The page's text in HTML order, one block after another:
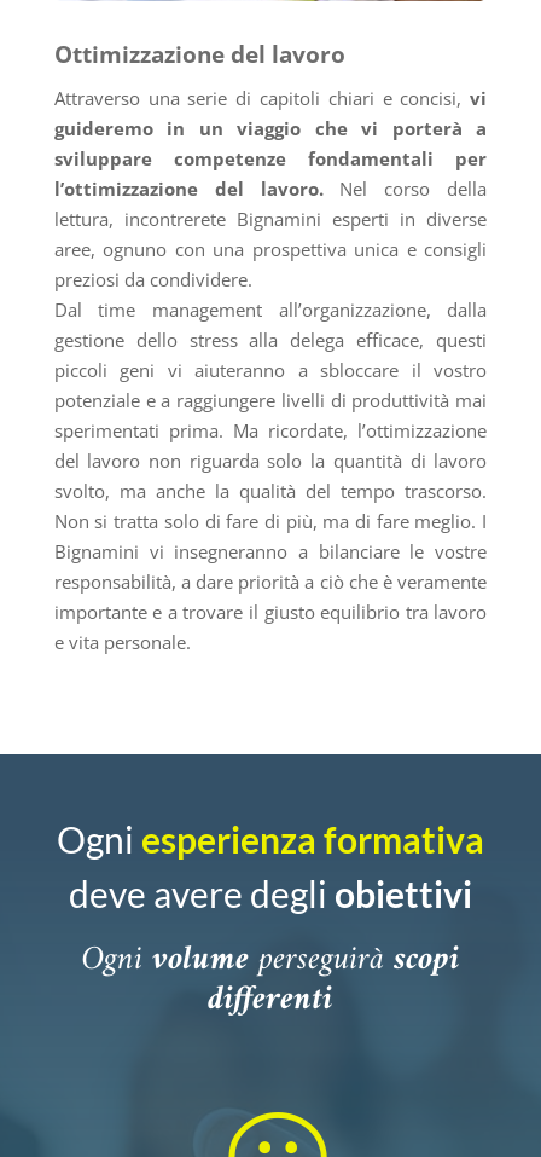
Ottimizzazione del lavoro
Attraverso una serie di capitoli chiari e concisi,vi
guideremo in un viaggio che vi porterà a
sviluppare competenze fondamentali per
l’ottimizzazione del lavoro.Nel corso della
lettura, incontrerete Bignamini esperti in diverse
aree, ognuno con una prospettiva unica e consigli
preziosi da condividere.
Dal time management all’organizzazione, dalla
gestione dello stress alla delega efficace, questi
piccoli geni vi aiuteranno a sbloccare il vostro
potenziale e a raggiungere livelli di produttività mai
sperimentati prima. Ma ricordate, l’ottimizzazione
del lavoro non riguarda solo la quantità di lavoro
svolto, ma anche la qualità del tempo trascorso.
Non si tratta solo di fare di più, ma di fare meglio. I
Bignamini vi insegneranno a bilanciare le vostre
responsabilità, a dare priorità a ciò che è veramente
importante e a trovare il giusto equilibrio tra lavoro
e vita personale.
Ogni esperienza formativa
deve avere degli obiettivi
Ognivolumeperseguiràscopi
differenti